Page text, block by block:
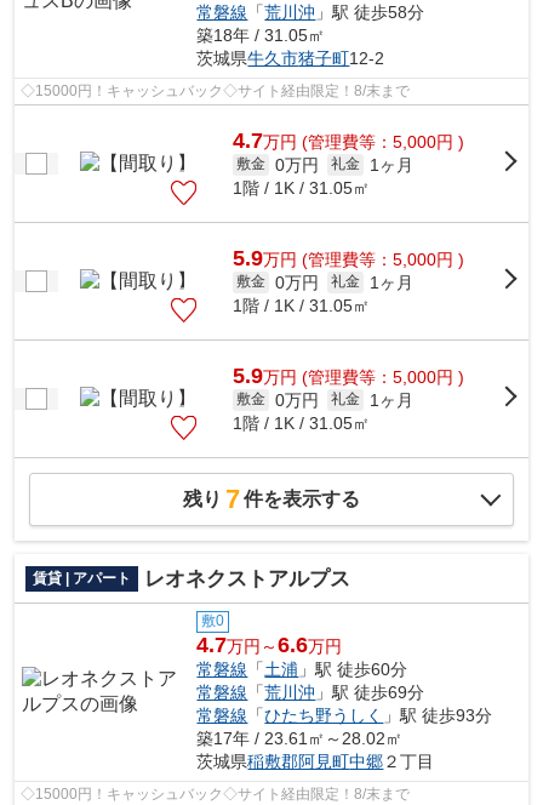
常磐線 「荒川沖 」駅 徒歩58分
築18年 / 31.05㎡
茨城県牛久市猪子町12-2
◇15000円！キャッシュバック◇サイト経由限定！8/末まで
4.7万円 (管理費等：5,000円 )
敷金 0万円 礼金
1ヶ月
1階 / 1K / 31.05㎡
5.9万円 (管理費等：5,000円 )
敷金 0万円 礼金
1ヶ月
1階 / 1K / 31.05㎡
5.9万円 (管理費等：5,000円 )
敷金 0万円 礼金
1ヶ月
1階 / 1K / 31.05㎡
残り 7件を表示する
賃貸 | アパート レオネクストアルプス
敷0
4.7万円～6.6万円
常磐線 「土浦 」駅 徒歩60分
常磐線 「荒川沖 」駅 徒歩69分
常磐線 「ひたち野うしく
」駅 徒歩93分
築17年 / 23.61㎡～28.02㎡
茨城県稲敷郡阿見町中郷２丁目
◇15000円！キャッシュバック◇サイト経由限定！8/末まで